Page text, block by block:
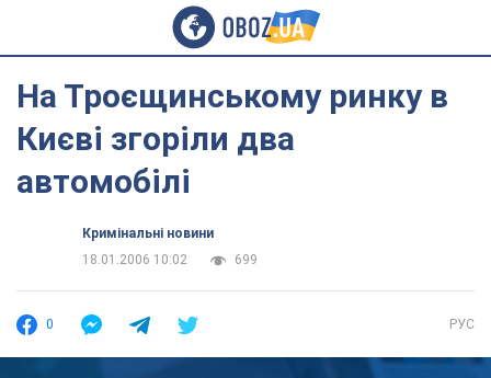
На Троєщинському ринку в
Києві згоріли два
автомобілі
Кримінальні новини
18.01.2006 10:02
699
0 РУС